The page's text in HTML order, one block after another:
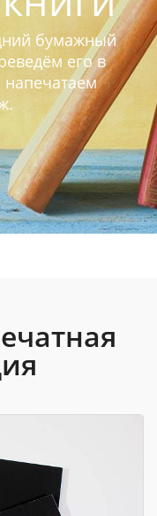
компаниям!
объеме!
просчет!